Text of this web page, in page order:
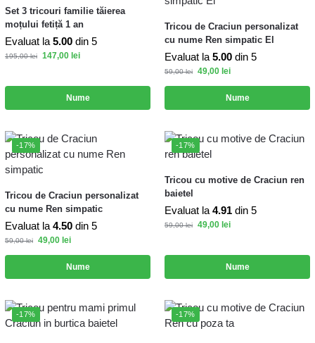
Set 3 tricouri familie tăierea
moțului fetiță 1 an
Evaluat la 5.00 din 5
195,00lei 147,00 lei
Nume
Tricou de Craciun personalizat
cu nume Ren simpatic El
Evaluat la 5.00 din 5
59,00lei 49,00 lei
Nume
-17%
Tricou de Craciun personalizat
cu nume Ren simpatic
Evaluat la 4.50 din 5
59,00lei 49,00 lei
Nume
-17%
Tricou cu motive de Craciun ren
baietel
Evaluat la 4.91 din 5
59,00lei 49,00 lei
Nume
-17% -17%